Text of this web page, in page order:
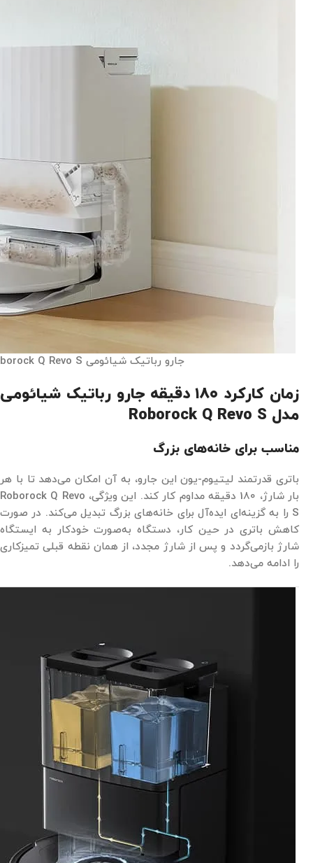
جارو رباتیک شیائومی Roborock Q Revo S
زمان کارکرد ۱8۰ دقیقه جارو رباتیک شیائومی
مدل Roborock Q Revo S
مناسب برای خانه‌های بزرگ
باتری قدرتمند لیتیوم-یون این جارو، به آن امکان می‌دهد تا با هر
بار شارژ، 180 دقیقه مداوم کار کند. این ویژگی، Roborock Q Revo
S را به گزینه‌ای ایده‌آل برای خانه‌های بزرگ تبدیل می‌کند. در صورت
کاهش باتری در حین کار، دستگاه به‌صورت خودکار به ایستگاه
شارژ بازمی‌گردد و پس از شارژ مجدد، از همان نقطه قبلی تمیزکاری
را ادامه می‌دهد.